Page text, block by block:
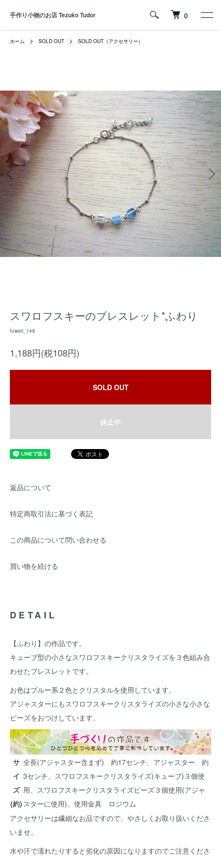
手作り小物のお店 Tezuko Tudor 0
ホーム SOLD OUT SOLD OUT（アクセサリー）
スワロフスキーのブレスレット*ふわり
fuwari_149
1,188円(税108円)
SOLD OUT
休止中
返品について
特定商取引法に基づく表記
この商品について問い合わせる
買い物を続ける
DETAIL
【ふわり】の作品です。
キューブ型の小さなスワロフスキークリスタライズを３色組み合
わせたブレスレットです。
お色はブルー系２色とクリスタルを使用しています。
アジャスターにもスワロフスキークリスタライズの小さな小さな
ビーズをおつけしています。
サ
イ
ズ
(約)
全長(アジャスター含まず) 約17センチ、アジャスター 約
3センチ、スワロフスキークリスタライズ(キューブ)３個使
用、スワロフスキークリスタライズビーズ３個使用(アジャ
スターに使用)、使用金具 ロジウム
アクセサリーは繊細なお品ですので、やさしくお取り扱いくださ
いませ。
水や汗で濡れたりすると劣化の原因になりますのでご注意くださ